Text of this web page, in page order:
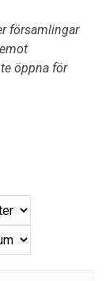
församlingar
öppna för